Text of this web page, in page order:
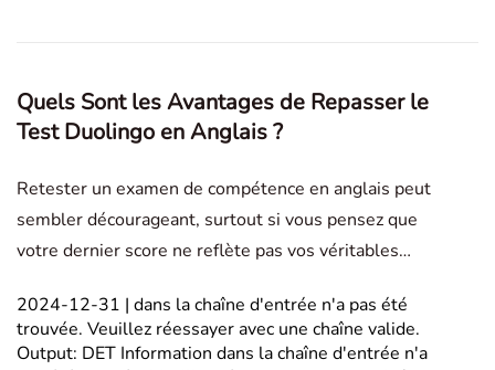
Quels Sont les Avantages de Repasser le
Test Duolingo en Anglais ?
Retester un examen de compétence en anglais peut
sembler décourageant, surtout si vous pensez que
votre dernier score ne reflète pas vos véritables
une deuxième tentative—ou même plusieurs
reprises—offre des avantages uniques qui peuvent
2024-12-31 | dans la chaîne d'entrée n'a pas été
trouvée. Veuillez réessayer avec une chaîne valide.
Output: DET Information dans la chaîne d'entrée n'a